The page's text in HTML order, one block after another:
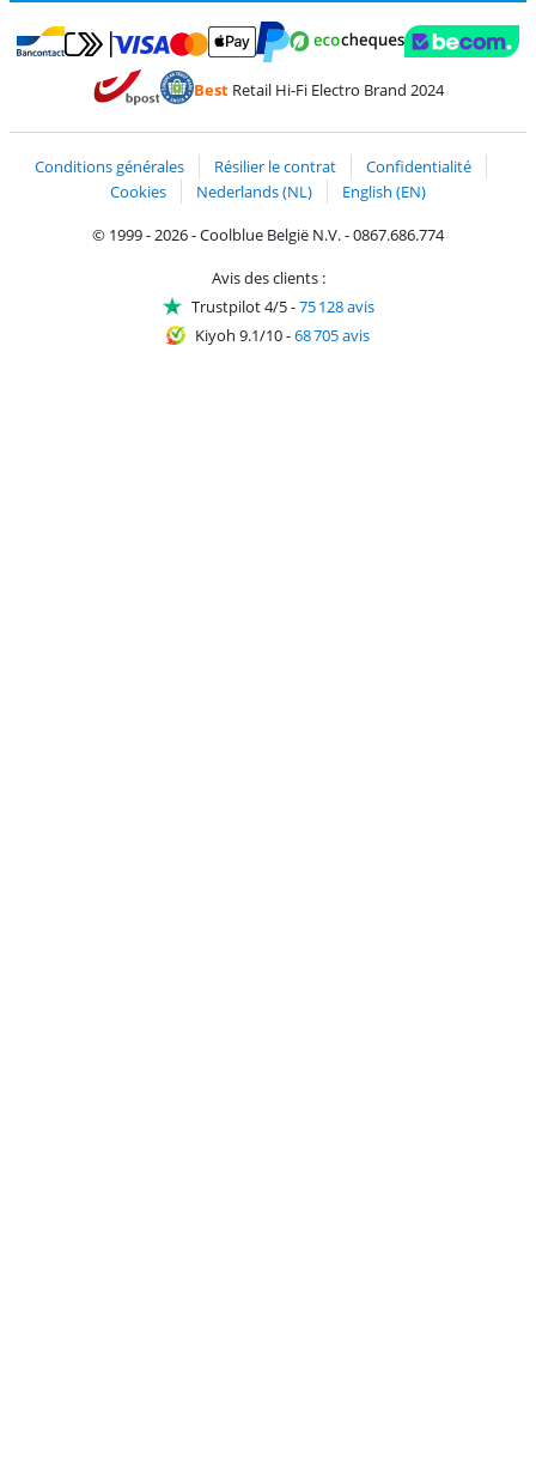
Payer avec Bancontact
Payer avec MasterCard et Visa via ClickToPay
Payer avec PayPal
BestRetail Hi-Fi Electro Brand 2024
Conditions générales Résilier le contrat
Confidentialité
Cookies
Nederlands (NL)
English (EN)
© 1999 - 2026 - Coolblue België N.V. - 0867.686.774
Avis des clients :
Trustpilot 4/5-75 128 avis
Kiyoh 9.1/10-68 705 avis